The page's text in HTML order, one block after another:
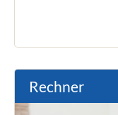
Rechner